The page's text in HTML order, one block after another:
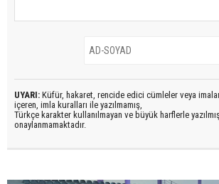
UYARI: Küfür, hakaret, rencide edici cümleler veya
içeren, imla kuralları ile yazılmamış,
Türkçe karakter kullanılmayan ve büyük harflerle
onaylanmamaktadır.